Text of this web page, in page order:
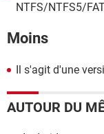
NTFS/NTFS5/
Moins
Il s'agit d'une
AUTOUR DU